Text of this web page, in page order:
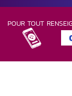
POUR TOUT